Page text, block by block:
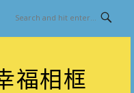
福相框